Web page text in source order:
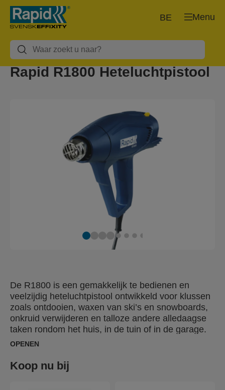
Menu
BE
Rapid R1800 Heteluchtpistool
De R1800 is een gemakkelijk te bedienen en
veelzijdig heteluchtpistool ontwikkeld voor klussen
zoals ontdooien, waxen van ski’s en snowboards,
onkruid verwijderen en talloze andere alledaagse
taken rondom het huis, in de tuin of in de garage.
Met 1800 W vermogen, 2-staps
instelbare luchtstroom, krijgt de R1800 de klus snel
en nauwkeurig gedaan. Met
OPENEN
Koop nu bij